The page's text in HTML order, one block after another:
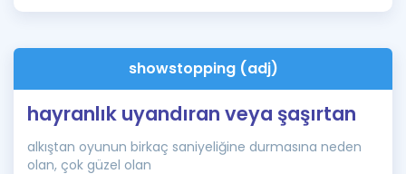
İngilizce Gramershowstopping (adj)
hayranlık uyandıran veya şaşırtan
alkıştan oyunun birkaç saniyeliğine durmasına neden
olan, çok güzel olan